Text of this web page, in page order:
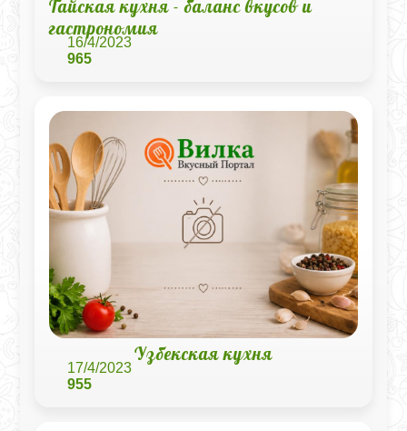
Тайская кухня - баланс вкусов и
гастрономия
16/4/2023
965
Узбекская кухня
17/4/2023
955